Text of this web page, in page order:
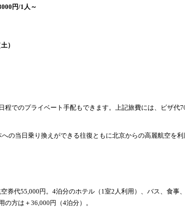
円/1人～
）
でのプライベート手配もできます。上記旅費には、ビザ代
の当日乗り換えができる往復ともに北京からの高麗航空を利
空券代55,000円。4泊分のホテル（1室2人利用）、バス、食事
方は＋36,000円（4泊分）。